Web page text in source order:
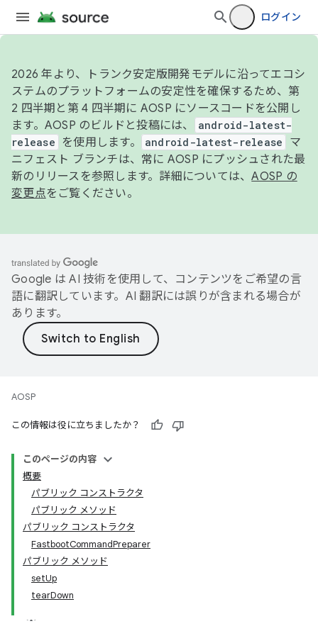
ログイン
2026 年より、トランク安定版開発モデルに沿ってエコシ
ステムのプラットフォームの安定性を確保するため、第
2 四半期と第 4 四半期に AOSP にソースコードを公開し
ます。AOSP のビルドと投稿には、
android-latest-
release
を使用します。 android-latest-release
マ
ニフェスト ブランチは、常に AOSP にプッシュされた最
新のリリースを参照します。詳細については、AOSP の
変更点をご覧ください。
Google は AI 技術を使用して、コンテンツをご希望の言
語に翻訳しています。AI 翻訳には誤りが含まれる場合が
あります。
AOSP
この情報は役に立ちましたか？
このページの内容
概要
パブリック コンストラクタ
パブリック メソッド
パブリック コンストラクタ
FastbootCommandPreparer
パブリック メソッド
setUp
tearDown